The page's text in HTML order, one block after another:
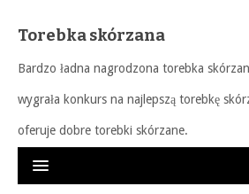
Torebka skórzana
Bardzo ładna nagrodzona torebka
wygrała konkurs na najlepszą torebkę
oferuje dobre torebki skórzane.